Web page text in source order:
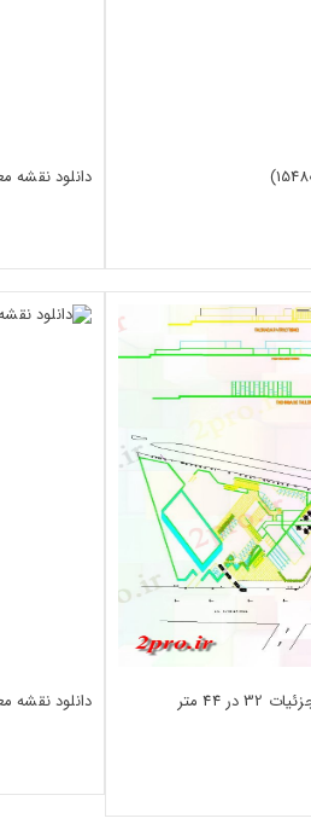
دانلود نقشه
دانلود نقشه معماری معروف آژانس خودرو طرحی جزئیات 32 در 44 متر
دانلود نقشه